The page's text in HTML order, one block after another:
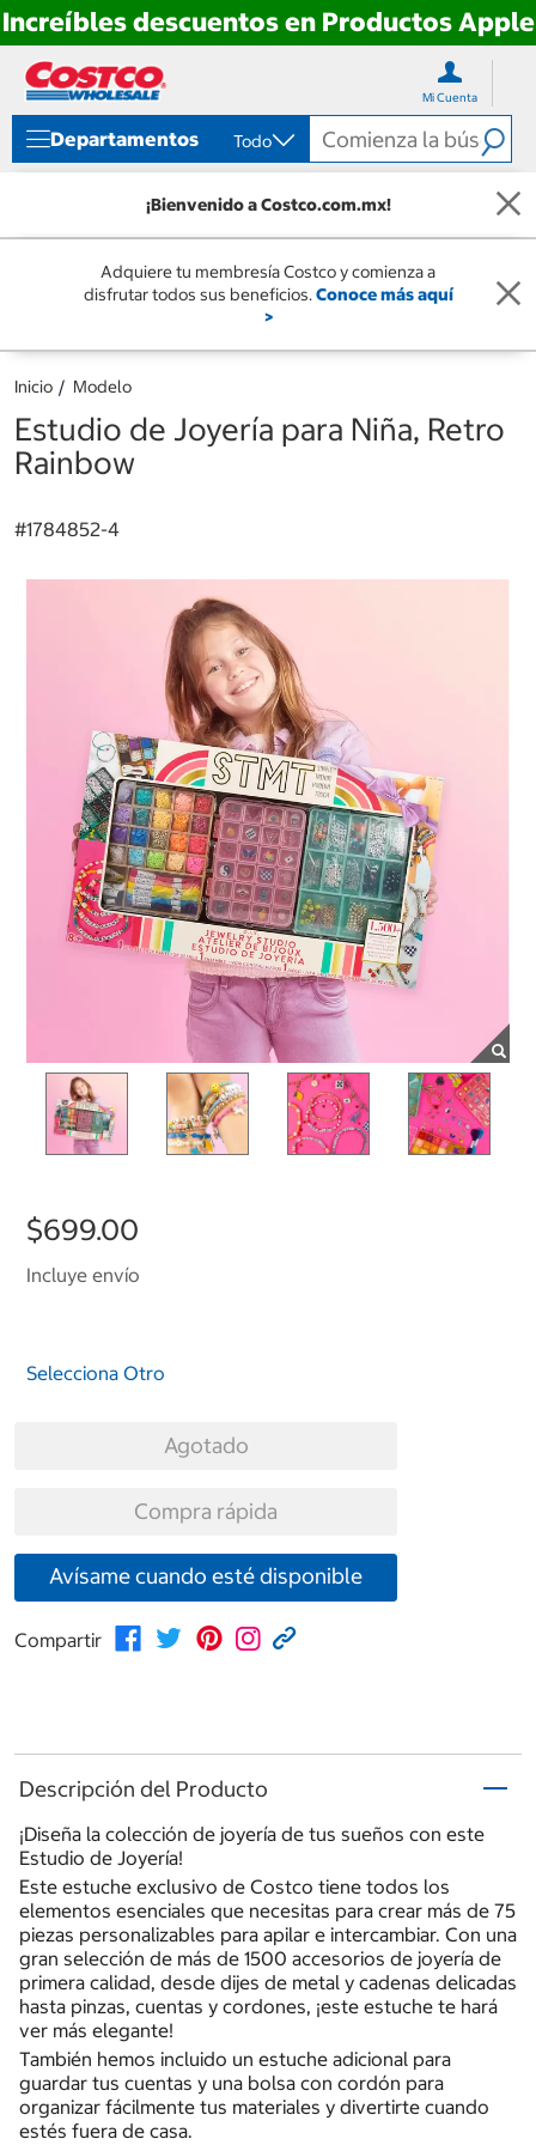
Increíbles descuentos en Productos Apple
directo
contenido
directo
menú
navegación
Mi Cuenta
Departamentos Todo
¡Bienvenido a Costco.com.mx!
Adquiere tu membresía Costco y comienza a
disfrutar todos sus beneficios.Conoce más aquí
>
Inicio Modelo
Estudio de Joyería para Niña, Retro
Rainbow
#1784852-4
$699.00
Incluye envío
Selecciona Otro
Agotado
Compra rápida
Avísame cuando esté disponible
Compartir
Descripción del Producto
​¡Diseña la colección de joyería de tus sueños con este
Estudio de Joyería!
Este estuche exclusivo de Costco tiene todos los
elementos esenciales que necesitas para crear más de 75
piezas personalizables para apilar e intercambiar. Con una
gran selección de más de 1500 accesorios de joyería de
primera calidad, desde dijes de metal y cadenas delicadas
hasta pinzas, cuentas y cordones, ¡este estuche te hará
ver más elegante!
También hemos incluido un estuche adicional para
guardar tus cuentas y una bolsa con cordón para
organizar fácilmente tus materiales y divertirte cuando
estés fuera de casa.